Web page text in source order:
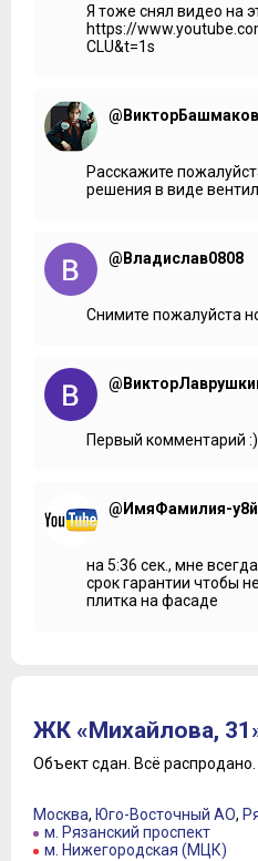
Я тоже снял видео на
https://
CLU&t=1s
Расскажите
решения в виде
@Владислав0808
Снимите пожалуйста
Первый комментарий :)
@ИмяФамилия-
на 5:36 сек., мне
срок гарантии чтобы
плитка на фасаде
ЖК «Михайлова,
Объект сдан. Всё распродано.
Москва, Юго-Восточный АО,
м. Рязанский проспект
м. Нижегородская (МЦК)